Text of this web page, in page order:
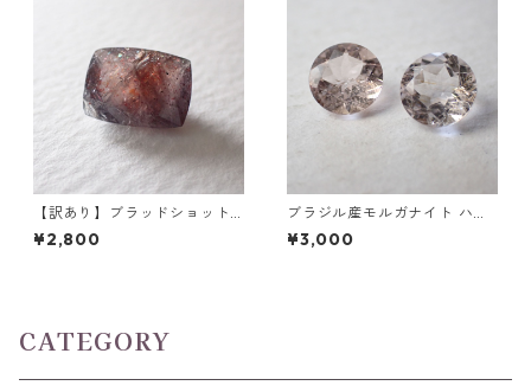
【訳あり】ブラッドショット
アイオライト 3.25ct 11.0mm*
8.25mm*5.0mm
¥2,800
ブラジル産モルガナイト ハー
トカット(5mm)/ラウンドカッ
トルース(6mm)
¥3,000
CATEGORY